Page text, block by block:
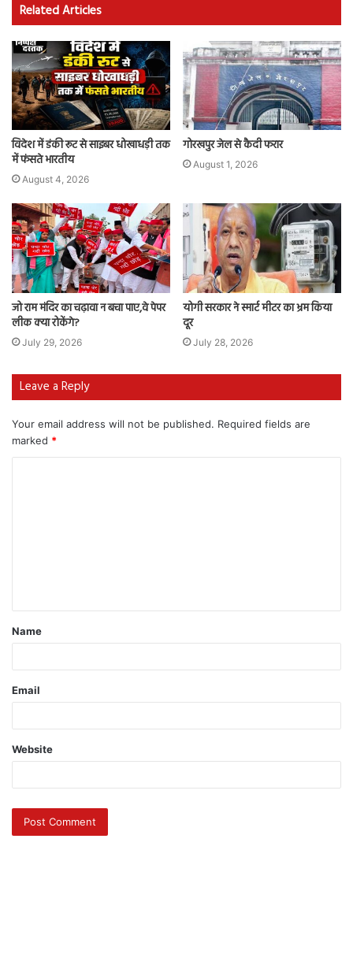
Related Articles
विदेश में डंकी रूट से साइबर धोखाधड़ी तक
में फंसते भारतीय
August 4, 2026
गोरखपुर जेल से कैदी फरार
August 1, 2026
जो राम मंदिर का चढ़ावा न बचा पाए,वे पेपर
लीक क्या रोकेंगे?
July 29, 2026
योगी सरकार ने स्मार्ट मीटर का भ्रम किया
दूर
July 28, 2026
Leave a Reply
Your email address will not be published. Required fields are
marked *
Name
Email
Website